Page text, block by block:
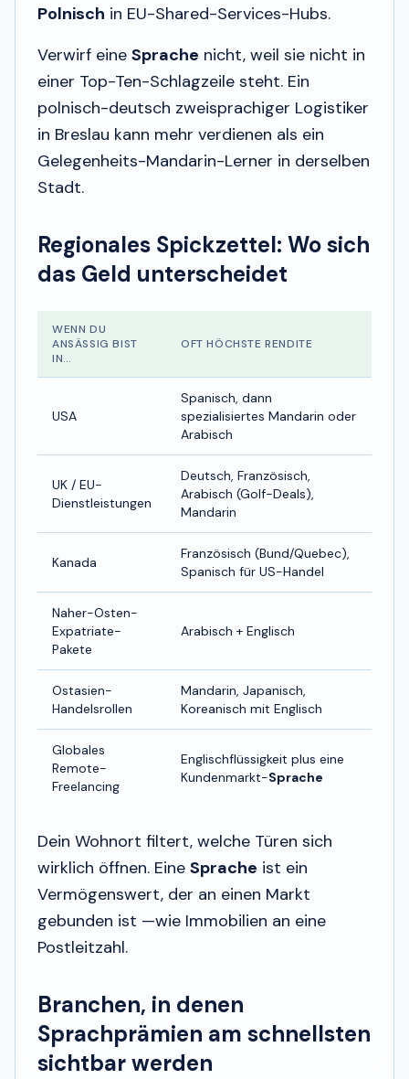
Polnisch in EU-Shared-Services-Hubs.
Verwirf eine Sprache nicht, weil sie nicht in
einer Top-Ten-Schlagzeile steht. Ein
polnisch-deutsch zweisprachiger Logistiker
in Breslau kann mehr verdienen als ein
Gelegenheits-Mandarin-Lerner in derselben
Stadt.
Regionales Spickzettel: Wo sich
das Geld unterscheidet
WENN DU
ANSÄSSIG BIST
IN…
OFT HÖCHSTE RENDITE
USA
Spanisch, dann
spezialisiertes Mandarin oder
Arabisch
UK / EU-
Dienstleistungen
Deutsch, Französisch,
Arabisch (Golf-Deals),
Mandarin
Kanada
Französisch (Bund/Quebec),
Spanisch für US-Handel
Naher-Osten-
Expatriate-
Pakete
Arabisch + Englisch
Ostasien-
Handelsrollen
Mandarin, Japanisch,
Koreanisch mit Englisch
Globales
Remote-
Freelancing
Englischflüssigkeit plus eine
Kundenmarkt-Sprache
Dein Wohnort filtert, welche Türen sich
wirklich öffnen. Eine Sprache ist ein
Vermögenswert, der an einen Markt
gebunden ist —wie Immobilien an eine
Postleitzahl.
Branchen, in denen
Sprachprämien am schnellsten
sichtbar werden